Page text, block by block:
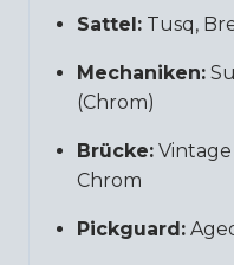
Sattel: Tusq,
Mechaniken:
(Chrom)
Brücke:
Chrom
Pickguard: